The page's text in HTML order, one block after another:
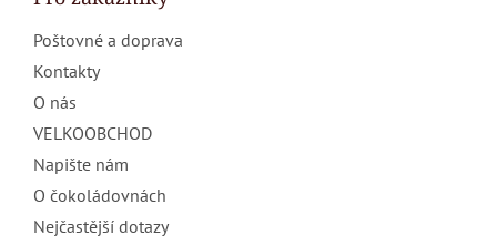
Poštovné a doprava
Kontakty
O nás
VELKOOBCHOD
Napište nám
O čokoládovnách
Nejčastější dotazy